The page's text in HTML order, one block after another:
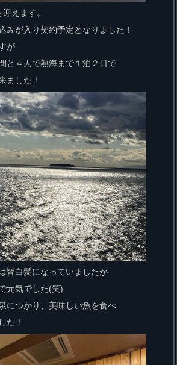
えます。
みが入り契約予定となりました！
が
と４人で熱海まで１泊２日で
ました！
皆白髪になっていましたが
元気でした(笑)
につかり、美味しい魚を食べ
た！